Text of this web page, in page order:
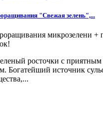
"Свежая зелень",...
микрозелени +
росточки с приятным
Богатейший источник